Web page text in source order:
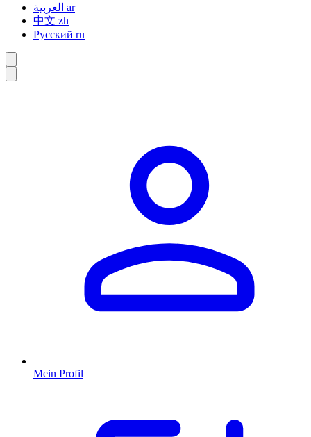
ar
中文 zh
Русский ru
Mein Profil